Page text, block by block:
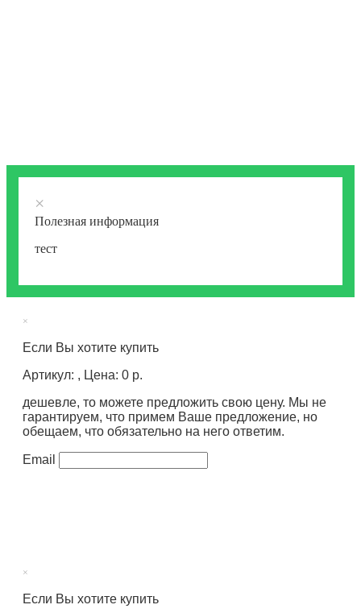
×
Полезная информация
тест
×
Если Вы хотите купить
Артикул: , Цена: 0 р.
дешевле, то можете предложить свою цену. Мы не
гарантируем, что примем Ваше предложение, но
обещаем, что обязательно на него ответим.
Email
×
Если Вы хотите купить